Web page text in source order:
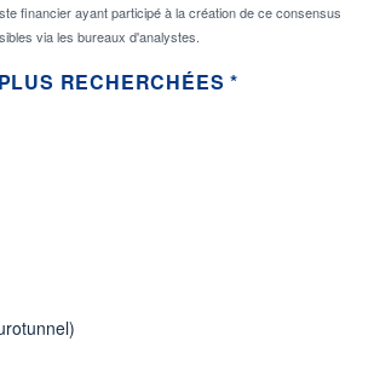
financier ayant participé à la création de ce consensus
via les bureaux d'analystes.
RECHERCHÉES *